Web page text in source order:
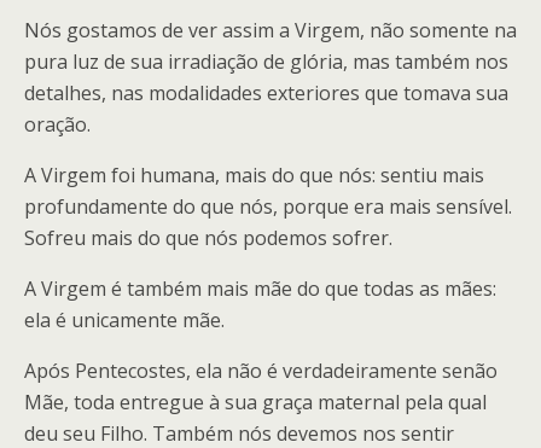
Nós gostamos de ver assim a Virgem, não somente na
pura luz de sua irradiação de glória, mas também nos
detalhes, nas modalidades exteriores que tomava sua
oração.
A Virgem foi humana, mais do que nós: sentiu mais
profundamente do que nós, porque era mais sensível.
Sofreu mais do que nós podemos sofrer.
A Virgem é também mais mãe do que todas as mães:
ela é unicamente mãe.
Após Pentecostes, ela não é verdadeiramente senão
Mãe, toda entregue à sua graça maternal pela qual
deu seu Filho. Também nós devemos nos sentir